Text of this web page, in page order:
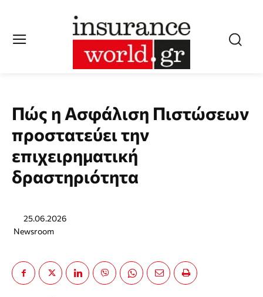
Πώς η Ασφάλιση Πιστώσεων
προστατεύει την
επιχειρηματική
δραστηριότητα
25.06.2026
Newsroom